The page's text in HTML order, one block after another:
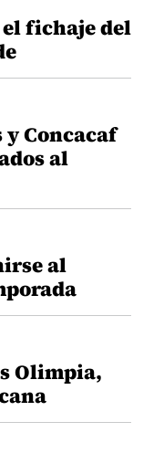
fichaje del
y Concacaf
al
al
Olimpia,